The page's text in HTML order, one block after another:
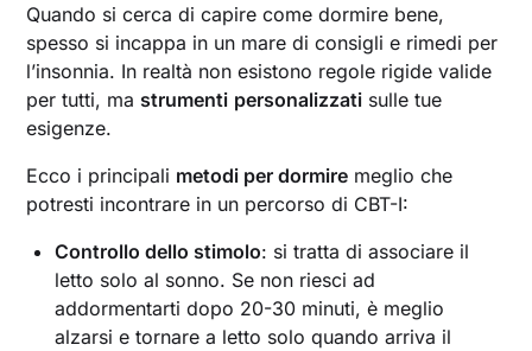
Quando si cerca di capire come dormire bene,
spesso si incappa in un mare di consigli e rimedi per
l’insonnia. In realtà non esistono regole rigide valide
per tutti, ma strumenti personalizzati sulle tue
esigenze.
Ecco i principali metodi per dormire meglio che
potresti incontrare in un percorso di CBT-I:
Controllo dello stimolo: si tratta di associare il
letto solo al sonno. Se non riesci ad
addormentarti dopo 20-30 minuti, è meglio
alzarsi e tornare a letto solo quando arriva il